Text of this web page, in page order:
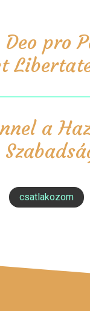
Deo pro
a
csatlakozom